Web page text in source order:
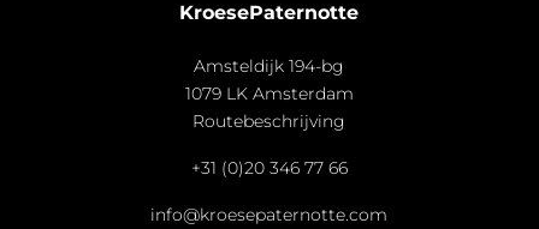
KroesePaternotte
Amsteldijk 194-bg
1079 LK Amsterdam
Routebeschrijving
+31 (0)20 346 77 66
info@kroesepaternotte.com